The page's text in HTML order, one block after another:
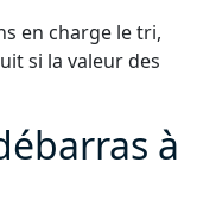
en charge le tri,
si la valeur des
à